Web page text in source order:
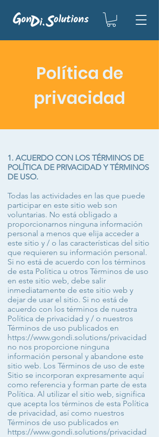
Política de
privacidad
1. ACUERDO CON LOS TÉRMINOS DE
POLÍTICA DE PRIVACIDAD Y TÉRMINOS
DE USO.
Todas las actividades en las que puede
participar en este sitio web son
voluntarias. No está obligado a
proporcionarnos ninguna información
personal a menos que elija acceder a
este sitio y / o las características del sitio
que requieren su información personal.
Si no está de acuerdo con los términos
de esta Política u otros Términos de uso
en este sitio web, debe salir
inmediatamente de este sitio web y
dejar de usar el sitio. Si no está de
acuerdo con los términos de nuestra
Política de privacidad y / o nuestros
Términos de uso publicados en
https://www.gondi.solutions/privacidad
no nos proporcione ninguna
información personal y abandone este
sitio web. Los Términos de uso de este
Sitio se incorporan expresamente aquí
como referencia y forman parte de esta
Política. Al utilizar el sitio web, significa
que acepta los términos de esta Política
de privacidad, así como nuestros
Términos de uso publicados en
https://www.gondi.solutions/privacidad